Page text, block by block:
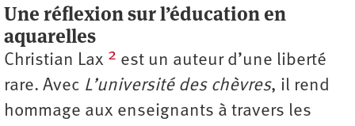
Une réflexion sur l’éducation en
aquarelles
Christian Lax 2 est un auteur d’une liberté
rare. Avec L’université des chèvres, il rend
hommage aux enseignants à travers les